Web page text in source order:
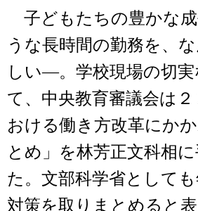
子どもたちの豊かな成
うな長時間の勤務を、
しい―。学校現場の切実
て、中央教育審議会は２
おける働き方改革にか
とめ」を林芳正文科相
た。文部科学省として
対策を取りまとめると